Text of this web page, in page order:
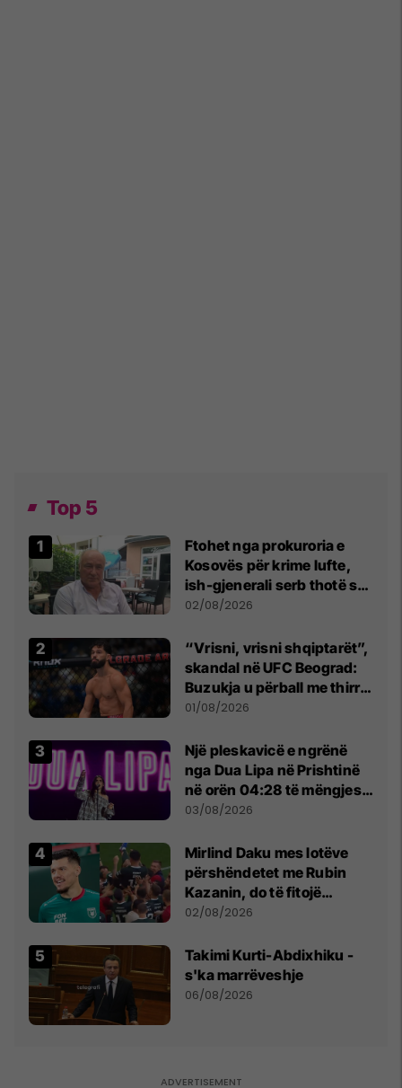
Top 5
Ftohet nga prokuroria e
Kosovës për krime lufte,
ish-gjenerali serb thotë se
dikush e tradhtoi në
02/08/2026
“Vrisni, vrisni shqiptarët”,
skandal në UFC Beograd:
Buzukja u përball me thirrje
anti-shqiptare nga
01/08/2026
Një pleskavicë e ngrënë
nga Dua Lipa në Prishtinë
në orën 04:28 të mëngjesit
- dhe bota digjitale serbe
03/08/2026
Mirlind Daku mes lotëve
përshëndetet me Rubin
Kazanin, do të fitojë
miliona te Spartak Moska
02/08/2026
Takimi Kurti-Abdixhiku -
s'ka marrëveshje
06/08/2026